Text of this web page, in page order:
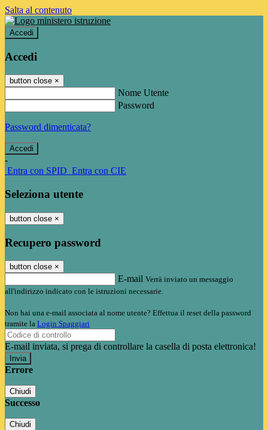
Salta al contenuto
Accedi
Accedi
button close ×
Nome Utente
Password
Password dimenticata?
-
Entra con SPID Entra con CIE
Seleziona utente
button close ×
Recupero password
button close ×
E-mail Verrà inviato un messaggio
all'indirizzo indicato con le istruzioni necessarie.
Non hai una e-mail associata al nome utente? Effettua il reset della password
tramite la Login Spaggiari
E-mail inviata, si prega di controllare la casella di posta elettronica!
Errore
Chiudi
Successo
Chiudi